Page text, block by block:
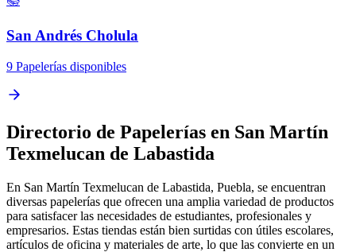
San Andrés Cholula
9 Papelerías disponibles
Directorio de Papelerías en San Martín
Texmelucan de Labastida
En San Martín Texmelucan de Labastida, Puebla, se encuentran
diversas papelerías que ofrecen una amplia variedad de productos
para satisfacer las necesidades de estudiantes, profesionales y
empresarios. Estas tiendas están bien surtidas con útiles escolares,
artículos de oficina y materiales de arte, lo que las convierte en un